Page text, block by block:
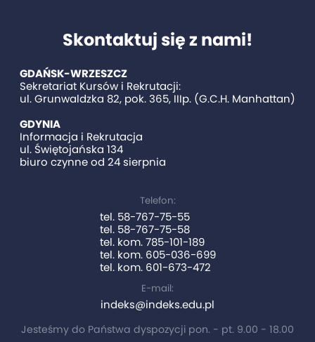
Skontaktuj się z nami!
GDAŃSK-WRZESZCZ
Sekretariat Kursów i Rekrutacji:
ul. Grunwaldzka 82, pok. 365, IIIp. (G.C.H. Manhattan)
GDYNIA
Informacja i Rekrutacja
ul. Świętojańska 134
biuro czynne od 24 sierpnia
Telefon:
tel. 58-767-75-55
tel. 58-767-75-58
tel. kom. 785-101-189
tel. kom. 605-036-699
tel. kom. 601-673-472
E-mail:
indeks@indeks.edu.pl
Jesteśmy do Państwa dyspozycji pon. - pt. 9.00 - 18.00